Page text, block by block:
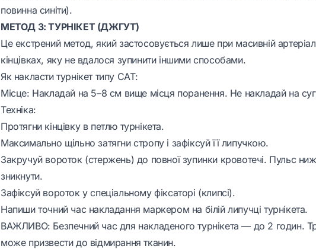
повинна синіти).
МЕТОД 3: ТУРНІКЕТ (ДЖГУТ)
Це екстрений метод, який застосовується лише при масивній
кінцівках, яку не вдалося зупинити іншими способами.
Як накласти турнікет типу САТ:
Місце: Накладай на 5–8 см вище місця поранення. Не накладай на
Техніка:
Протягни кінцівку в петлю турнікета.
Максимально щільно затягни стропу і зафіксуй її липучкою.
Закручуй вороток (стержень) до повної зупинки кровотечі. Пульс
зникнути.
Зафіксуй вороток у спеціальному фіксаторі (клипсі).
Напиши точний час накладання маркером на білій липучці турнікета.
ВАЖЛИВО: Безпечний час для накладеного турнікета — до 2 годин.
може призвести до відмирання тканин.